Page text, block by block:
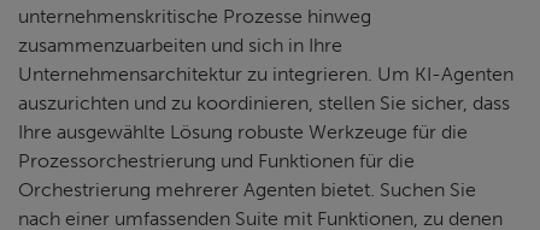
unternehmenskritische Prozesse hinweg
zusammenzuarbeiten und sich in Ihre
Unternehmensarchitektur zu integrieren. Um KI-Agenten
auszurichten und zu koordinieren, stellen Sie sicher, dass
Ihre ausgewählte Lösung robuste Werkzeuge für die
Prozessorchestrierung und Funktionen für die
Orchestrierung mehrerer Agenten bietet. Suchen Sie
nach einer umfassenden Suite mit Funktionen, zu denen